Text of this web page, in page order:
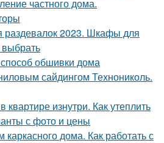
частного дома.
2023. Шкафы для
выбрать
обшивки дома
сайдингом Технониколь.
квартире изнутри. Как утеплить
с фото и цены
дома. Как работать с